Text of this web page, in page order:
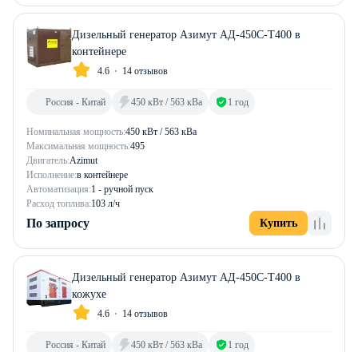
Дизельный генератор Азимут АД-450С-Т400 в
контейнере
4.6 14 отзывов
Номинальная мощность:450 кВт / 563 кВа
Максимальная мощность:495
Двигатель:Azimut
Исполнение:в контейнере
Автоматизация:1 - ручной пуск
Расход топлива:103 л/ч
Россия - Китай 450 кВт / 563 кВа 1 год
По запросу Купить
Дизельный генератор Азимут АД-450С-Т400 в
кожухе
4.6 14 отзывов
Россия - Китай 450 кВт / 563 кВа 1 год